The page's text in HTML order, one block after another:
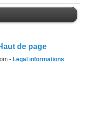
de page
- Legal informations